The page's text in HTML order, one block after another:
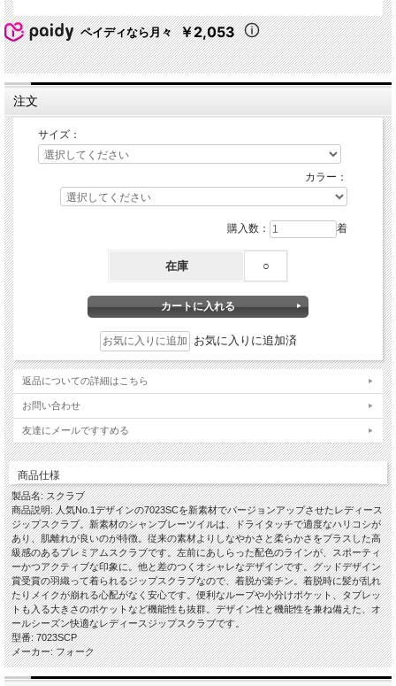
ペイディなら月々 ￥2,053
注文
サイズ：
カラー：
購入数： 着
在庫 ○
お気に入りに追加済
返品についての詳細はこちら
お問い合わせ
友達にメールですすめる
商品仕様
製品名: スクラブ
商品説明: 人気No.1デザインの7023SCを新素材でバージョンアップさせたレディース
ジップスクラブ。新素材のシャンブレーツイルは、ドライタッチで適度なハリコシが
あり、肌離れが良いのが特徴。従来の素材よりしなやかさと柔らかさをプラスした高
級感のあるプレミアムスクラブです。左前にあしらった配色のラインが、スポーティ
ーかつアクティブな印象に。他と差のつくオシャレなデザインです。グッドデザイン
賞受賞の羽織って着られるジップスクラブなので、着脱が楽チン。着脱時に髪が乱れ
たりメイクが崩れる心配がなく安心です。便利なループや小分けポケット、タブレッ
トも入る大きさのポケットなど機能性も抜群。デザイン性と機能性を兼ね備えた、オ
ールシーズン快適なレディースジップスクラブです。
型番: 7023SCP
メーカー: フォーク